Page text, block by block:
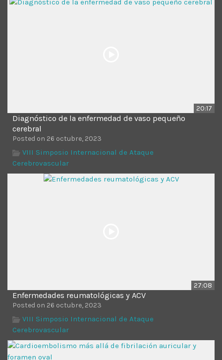
20:17
Diagnóstico de la enfermedad de vaso pequeño
cerebral
Posted on 26 octubre, 2023
VIII Simposio Internacional de Ataque
Cerebrovascular
27:08
Enfermedades reumatológicas y ACV
Posted on 26 octubre, 2023
VIII Simposio Internacional de Ataque
Cerebrovascular